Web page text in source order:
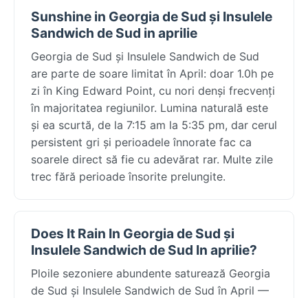
Sunshine in Georgia de Sud și Insulele
Sandwich de Sud in aprilie
Georgia de Sud și Insulele Sandwich de Sud
are parte de soare limitat în April: doar 1.0h pe
zi în King Edward Point, cu nori denși frecvenți
în majoritatea regiunilor. Lumina naturală este
și ea scurtă, de la 7:15 am la 5:35 pm, dar cerul
persistent gri și perioadele înnorate fac ca
soarele direct să fie cu adevărat rar. Multe zile
trec fără perioade însorite prelungite.
Does It Rain In Georgia de Sud și
Insulele Sandwich de Sud In aprilie?
Ploile sezoniere abundente saturează Georgia
de Sud și Insulele Sandwich de Sud în April —